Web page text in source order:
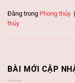
Đăng trong Phong thủy |
thủy
BÀI MỚI CẬP